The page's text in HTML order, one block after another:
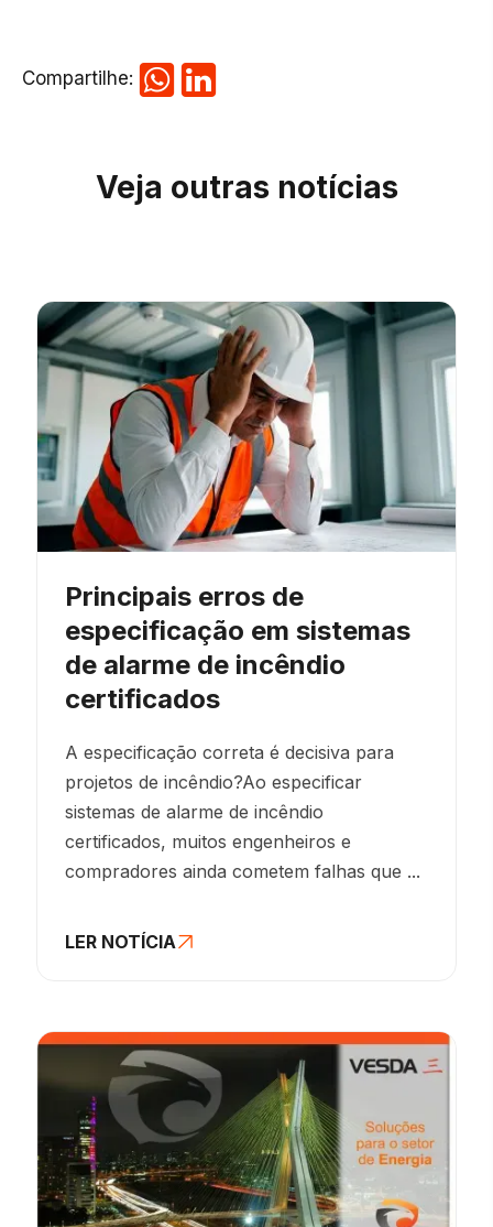
Compartilhe:
Veja outras notícias
Principais erros de
especificação em sistemas
de alarme de incêndio
certificados
A especificação correta é decisiva para
projetos de incêndio?Ao especificar
sistemas de alarme de incêndio
certificados, muitos engenheiros e
compradores ainda cometem falhas que ...
LER NOTÍCIA